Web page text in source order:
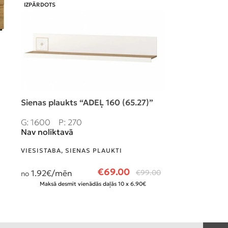
IZPĀRDOTS
Sienas plaukts “ADEĻ 160 (65.27)”
G: 1600
P: 270
Nav noliktavā
VIESISTABA, SIENAS PLAUKTI
€69.00 €99.00
no 1.92€/mēn
Maksā desmit vienādās daļās 10 x 6.90€